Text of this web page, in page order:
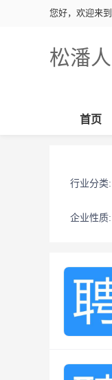
您好，欢迎来到
松潘
首页
行业分类:
企业性质: